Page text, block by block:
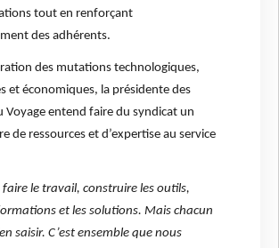
tout en renforçant
des adhérents.
des mutations technologiques,
et économiques, la présidente des
Voyage entend faire du syndicat un
de ressources et d’expertise au service
faire le travail, construire les outils,
et les solutions. Mais chacun
saisir. C’est ensemble que nous